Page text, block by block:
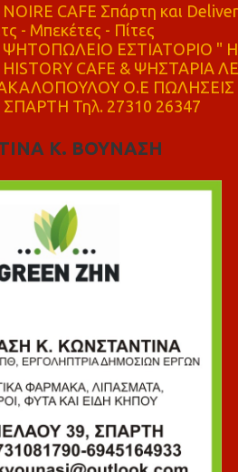
NOIRE CAFE Σπάρτη και
- Μπεκέτες - Πίτες
ΕΣΤΙΑΤΟΡΙΟ "
CAFE & ΨΗΣΤΑΡΙΑ
Ο.Ε ΠΩΛΗΣΕΙΣ
ΣΠΑΡΤΗ Τηλ. 27310 26347
Κ. ΒΟΥΝΑΣΗ